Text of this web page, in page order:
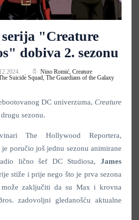
"Creature
dobiva 2. sezonu
Nino Romić, Creature
Suicide Squad, The Guardians of the Galaxy
DC univerzuma, Creature
sezonu.
The Hollywood Reportera,
poručio još jednu sezonu animirane
lično šef DC Studiosa, James
stiže i prije nego što je prva sezona
može zaključiti da su Max i krovna
zadovoljni gledanošću aktualne